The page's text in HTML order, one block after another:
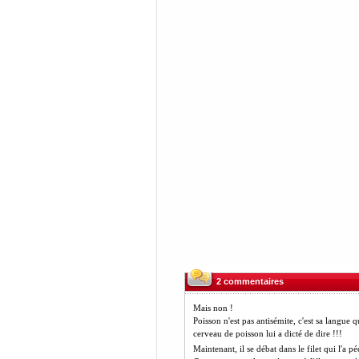
2 commentaires
Mais non !
Poisson n'est pas antisémite, c'est sa langue
cerveau de poisson lui a dicté de dire !!!
Maintenant, il se débat dans le filet qui l'a